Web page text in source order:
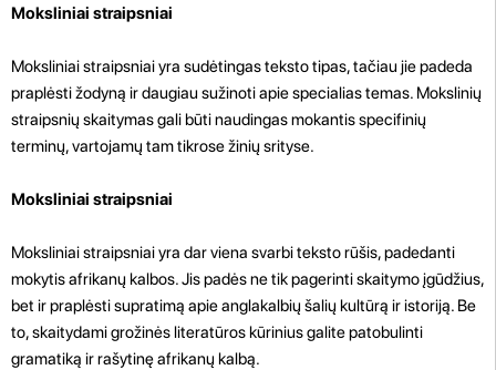
Moksliniai straipsniai
Moksliniai straipsniai yra sudėtingas teksto tipas, tačiau jie padeda
praplėsti žodyną ir daugiau sužinoti apie specialias temas. Mokslinių
straipsnių skaitymas gali būti naudingas mokantis specifinių
terminų, vartojamų tam tikrose žinių srityse.
Moksliniai straipsniai
Moksliniai straipsniai yra dar viena svarbi teksto rūšis, padedanti
mokytis afrikanų kalbos. Jis padės ne tik pagerinti skaitymo įgūdžius,
bet ir praplėsti supratimą apie anglakalbių šalių kultūrą ir istoriją. Be
to, skaitydami grožinės literatūros kūrinius galite patobulinti
gramatiką ir rašytinę afrikanų kalbą.